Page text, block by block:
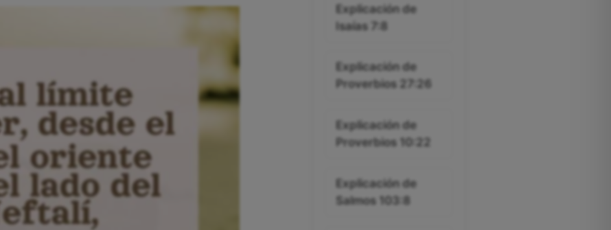
Explicación de
Isaías 7:8
Explicación de
Proverbios 27:26
Explicación de
Proverbios 10:22
Explicación de
Salmos 103:8